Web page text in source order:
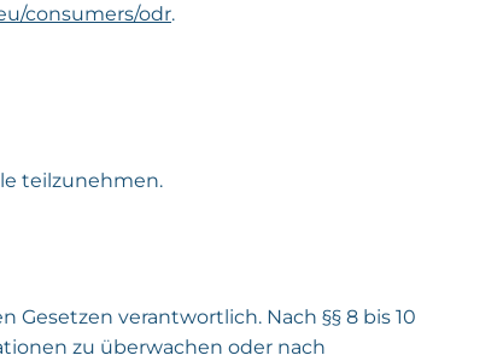
consumers/odr.
teilzunehmen.
Gesetzen verantwortlich. Nach §§ 8 bis 10
zu überwachen oder nach